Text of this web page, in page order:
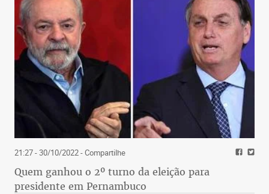
21:27 - 30/10/2022- Compartilhe
Quem ganhou o 2º turno da eleição para
presidente em Pernambuco